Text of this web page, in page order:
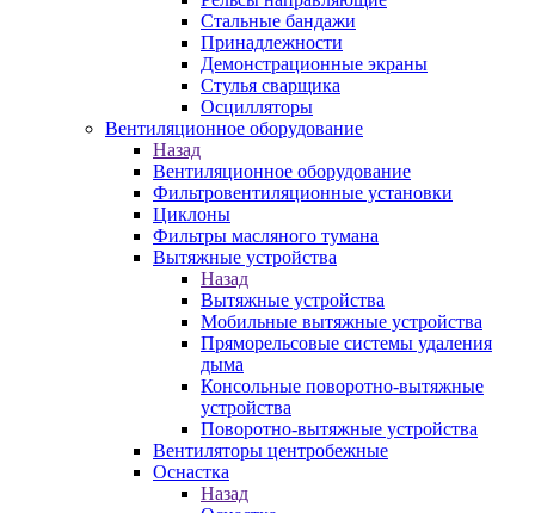
Стальные бандажи
Принадлежности
Демонстрационные экраны
Стулья сварщика
Осцилляторы
Вентиляционное оборудование
Назад
Вентиляционное оборудование
Фильтровентиляционные установки
Циклоны
Фильтры масляного тумана
Вытяжные устройства
Назад
Вытяжные устройства
Мобильные вытяжные устройства
Пряморельсовые системы удаления
дыма
Консольные поворотно-вытяжные
устройства
Поворотно-вытяжные устройства
Вентиляторы центробежные
Оснастка
Назад